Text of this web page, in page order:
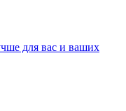
для вас и ваших